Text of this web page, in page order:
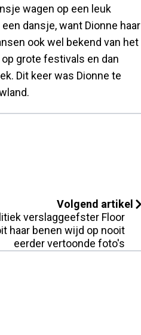
wagen op een leuk
dansje, want Dionne haar
ook wel bekend van het
grote festivals en dan
Dit keer was Dionne te
Volgend artikel
verslaggeefster Floor
haar benen wijd op nooit
eerder vertoonde foto's